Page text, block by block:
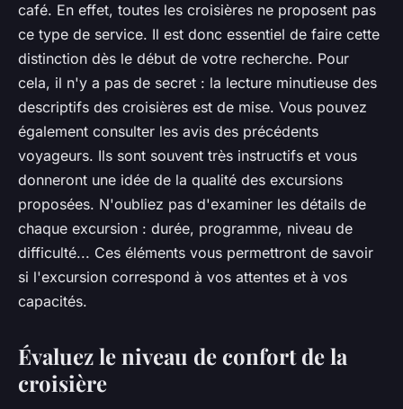
café. En effet, toutes les croisières ne proposent pas
ce type de service. Il est donc essentiel de faire cette
distinction dès le début de votre recherche. Pour
cela, il n'y a pas de secret : la lecture minutieuse des
descriptifs des croisières est de mise. Vous pouvez
également consulter les avis des précédents
voyageurs. Ils sont souvent très instructifs et vous
donneront une idée de la qualité des excursions
proposées. N'oubliez pas d'examiner les détails de
chaque excursion : durée, programme, niveau de
difficulté... Ces éléments vous permettront de savoir
si l'excursion correspond à vos attentes et à vos
capacités.
Évaluez le niveau de confort de la
croisière